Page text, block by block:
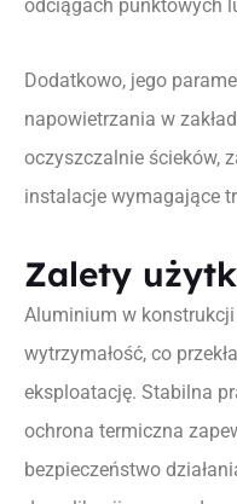
odciągach punktowych
Dodatkowo, jego
napowietrzania w
oczyszczalnie ścieków,
instalacje wymagające
Zalety
Aluminium w
wytrzymałość, co
eksploatację. Stabilna
ochrona termiczna
bezpieczeństwo